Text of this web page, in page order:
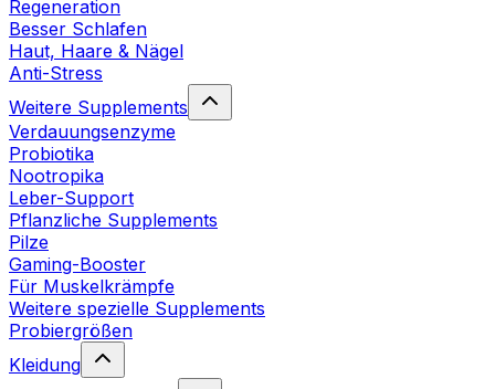
Regeneration
Besser Schlafen
Haut, Haare & Nägel
Anti-Stress
Weitere Supplements
Verdauungsenzyme
Probiotika
Nootropika
Leber-Support
Pflanzliche Supplements
Pilze
Gaming-Booster
Für Muskelkrämpfe
Weitere spezielle Supplements
Probiergrößen
Kleidung